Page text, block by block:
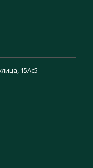
15Ас5